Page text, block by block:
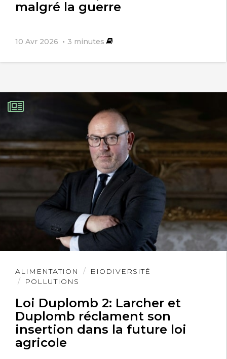
malgré la guerre
10 Avr 2026 3 minutes
ALIMENTATION
BIODIVERSITÉ
POLLUTIONS
Loi Duplomb 2: Larcher et
Duplomb réclament son
insertion dans la future loi
agricole
Lire
l'article